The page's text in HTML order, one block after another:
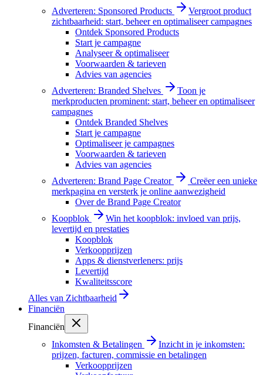
Adverteren: Sponsored Products
Vergroot product
zichtbaarheid: start, beheer en optimaliseer campagnes
Ontdek Sponsored Products
Start je campagne
Analyseer & optimaliseer
Voorwaarden & tarieven
Advies van agencies
Adverteren: Branded Shelves
Toon je
merkproducten prominent: start, beheer en optimaliseer
campagnes
Ontdek Branded Shelves
Start je campagne
Optimaliseer je campagnes
Voorwaarden & tarieven
Advies van agencies
Adverteren: Brand Page Creator
Creëer een unieke
merkpagina en versterk je online aanwezigheid
Over de Brand Page Creator
Koopblok
Win het koopblok: invloed van prijs,
levertijd en prestaties
Koopblok
Verkoopprijzen
Apps & dienstverleners: prijs
Levertijd
Kwaliteitsscore
Alles van Zichtbaarheid
Financiën
Financiën
Inkomsten & Betalingen
Inzicht in je inkomsten:
prijzen, facturen, commissie en betalingen
Verkoopprijzen